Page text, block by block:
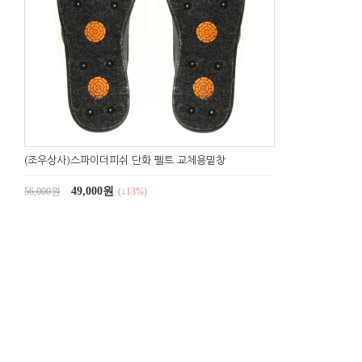
(조우상사)스파이더피쉬 단화 펠트 교체용밑창
56,000원 49,000원 (↓13%)